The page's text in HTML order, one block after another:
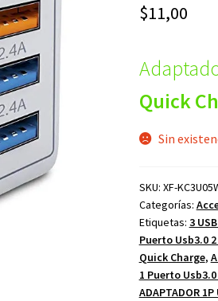
$11,00
Quick
Sin
SKU: XF-
Categorías:
Etiquetas: 3
Puerto Usb3.0
Quick Charge,
1 Puerto
ADAPTADOR 1P